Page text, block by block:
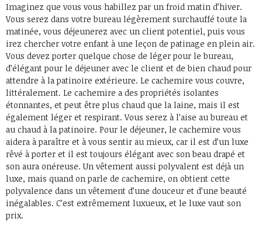
Imaginez que vous vous habillez par un froid matin d’hiver.
Vous serez dans votre bureau légèrement surchauffé toute la
matinée, vous déjeunerez avec un client potentiel, puis vous
irez chercher votre enfant à une leçon de patinage en plein air.
Vous devez porter quelque chose de léger pour le bureau,
d’élégant pour le déjeuner avec le client et de bien chaud pour
attendre à la patinoire extérieure. Le cachemire vous couvre,
littéralement. Le cachemire a des propriétés isolantes
étonnantes, et peut être plus chaud que la laine, mais il est
également léger et respirant. Vous serez à l’aise au bureau et
au chaud à la patinoire. Pour le déjeuner, le cachemire vous
aidera à paraître et à vous sentir au mieux, car il est d’un luxe
rêvé à porter et il est toujours élégant avec son beau drapé et
son aura onéreuse. Un vêtement aussi polyvalent est déjà un
luxe, mais quand on parle de cachemire, on obtient cette
polyvalence dans un vêtement d’une douceur et d’une beauté
inégalables. C’est extrêmement luxueux, et le luxe vaut son
prix.